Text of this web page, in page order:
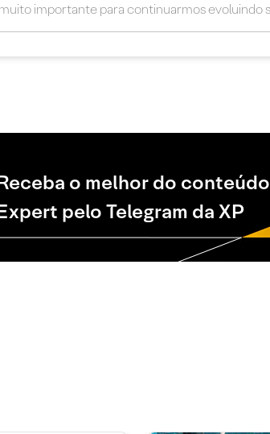
o melhor do conteúdo
pelo Telegram da XP